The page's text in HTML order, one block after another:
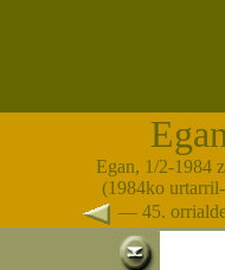
Egan, 1/2-1984
(1984ko
— 45.